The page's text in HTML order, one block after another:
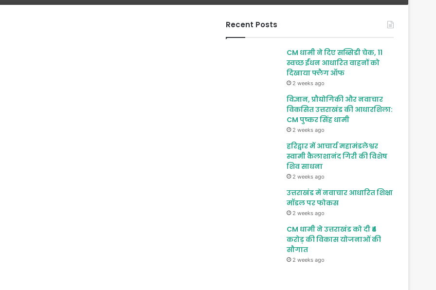
Recent Posts
CM धामी ने दिए सब्सिडी चेक, 11
स्वच्छ ईंधन आधारित वाहनों को
दिखाया फ्लैग ऑफ
2 weeks ago
विज्ञान, प्रौद्योगिकी और नवाचार
विकसित उत्तराखंड की आधारशिला:
CM पुष्कर सिंह धामी
2 weeks ago
हरिद्वार में आचार्य महामंडलेश्वर
स्वामी कैलाशानंद गिरी की विशेष
शिव साधना
2 weeks ago
उत्तराखंड में नवाचार आधारित शिक्षा
मॉडल पर फोकस
2 weeks ago
CM धामी ने उत्तराखंड को दी ₹4
करोड़ की विकास योजनाओं की
सौगात
2 weeks ago